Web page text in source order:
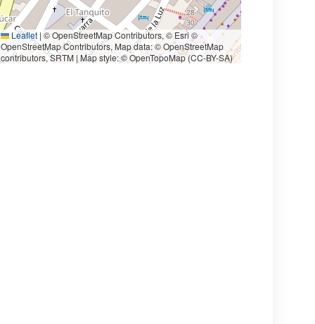
Leaflet | © OpenStreetMap Contributors, © Esri ©
OpenStreetMap Contributors, Map data: © OpenStreetMap
contributors, SRTM | Map style: © OpenTopoMap (CC-BY-SA)